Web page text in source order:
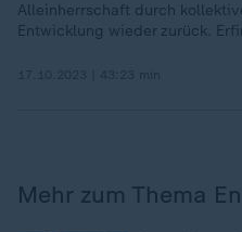
Alleinherrschaft durch
Entwicklung wieder zurück.
Mehr zum Thema